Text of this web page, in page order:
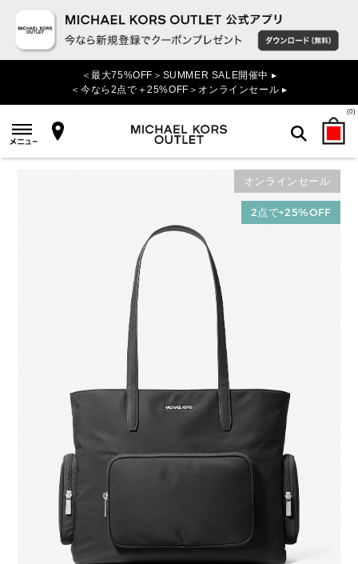
＜最大75%OFF＞SUMMER SALE開催中 ▸
＜今なら2点で＋25%OFF＞オンラインセール ▸
(0)
検索
オンラインセール
2点で+25%OFF